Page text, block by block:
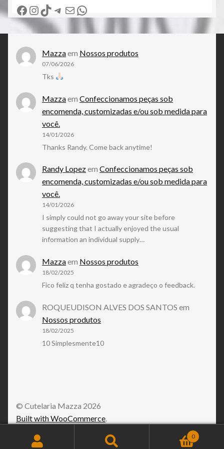
Facebook
Instagram
TikTok
Telegram
E-mailWhatsApp
Mazzaem Nossos produtos
07/06/2026
Tks
Mazzaem Confeccionamos peças sob
encomenda, customizadas e/ou sob medida para
você.
14/01/2026
Thanks Randy. Come back anytime!
Randy Lopezem Confeccionamos peças sob
encomenda, customizadas e/ou sob medida para
você.
14/01/2026
I simply could not go away your site before
suggesting that I actually enjoyed the usual
information an individual supply…
Mazzaem Nossos produtos
18/02/2025
Fico feliz q tenha gostado e agradeço o feedback.
ROQUEUDISON ALVES DOS SANTOS em
Nossos produtos
18/02/2025
10 Simplesmente10
© Cutelaria Mazza 2026
Built with WooCommerce
0